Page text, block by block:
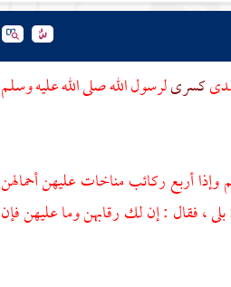
كسرىلرسول الله صلى الله عليه وسلم
وإذا أربع ركائب مناخات عليهن أحمالهن
، فقال : إن لك رقابهن وما عليهن فإن